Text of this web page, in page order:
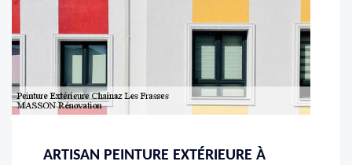
ARTISAN PEINTURE EXTÉRIEURE À